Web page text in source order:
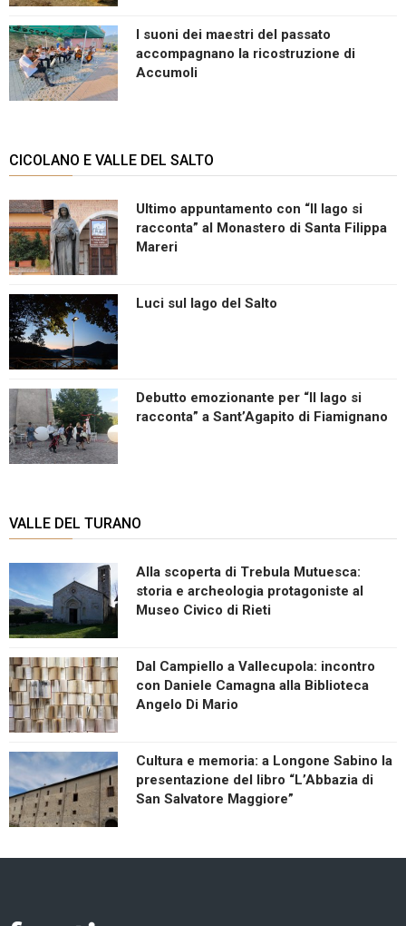
I suoni dei maestri del passato
accompagnano la ricostruzione di
Accumoli
CICOLANO E VALLE DEL SALTO
Ultimo appuntamento con “Il lago si
racconta” al Monastero di Santa Filippa
Mareri
Luci sul lago del Salto
Debutto emozionante per “Il lago si
racconta” a Sant’Agapito di Fiamignano
VALLE DEL TURANO
Alla scoperta di Trebula Mutuesca:
storia e archeologia protagoniste al
Museo Civico di Rieti
Dal Campiello a Vallecupola: incontro
con Daniele Camagna alla Biblioteca
Angelo Di Mario
Cultura e memoria: a Longone Sabino la
presentazione del libro “L’Abbazia di
San Salvatore Maggiore”